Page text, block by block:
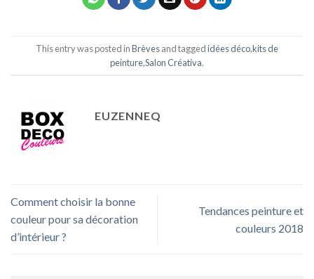
This entry was posted inBrèvesand taggedidées déco,kits de
peinture,Salon Créativa.
EUZENNEQ
Comment choisir la bonne
couleur pour sa décoration
d’intérieur ?
Tendances peinture et
couleurs 2018